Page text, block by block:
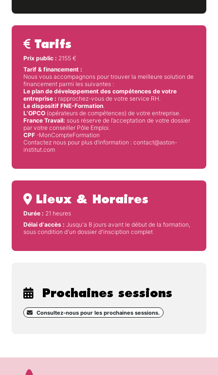
Tarifs
Prix public : 2155 €
Tarif & financement :
Nous vous accompagnons pour trouver la meilleure solution de
financement parmi les suivantes :
Le plan de développement des compétences de votre
entreprise : rapprochez-vous de votre service RH.
Le dispositif FNE-Formation.
L’OPCO (opérateurs de compétences) de votre entreprise.
France Travail: sous réserve de l’acceptation de votre dossier
par votre conseiller Pôle Emploi.
CPF -MonCompteFormation
Contactez nous pour plus d’information : contact@aston-
institut.com
Lieux & Horaires
Durée : 21 heures
Délai d'accès : Jusqu'a 8 jours avant le début de la formation,
sous condition d'un dossier d'insciption complet
Prochaines sessions
Consultez-nous pour les prochaines sessions.